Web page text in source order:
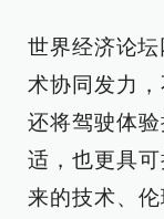
世界经济论
术协同发力
还将驾驶体
适，也更具
来的技术、